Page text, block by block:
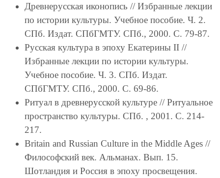
Древнерусская иконопись // Избранные лекции
по истории культуры. Учебное пособие. Ч. 2.
СПб. Издат. СПбГМТУ. СПб., 2000. С. 79-87.
Русская культура в эпоху Екатерины II //
Избранные лекции по истории культуры.
Учебное пособие. Ч. 3. СПб. Издат.
СПбГМТУ. СПб., 2000. С. 69-86.
Ритуал в древнерусской культуре // Ритуальное
пространство культуры. СПб. , 2001. С. 214-
217.
Britain and Russian Culture in the Middle Ages //
Философский век. Альманах. Вып. 15.
Шотландия и Россия в эпоху просвещения.